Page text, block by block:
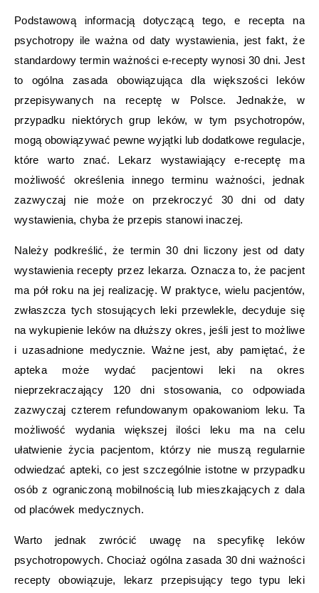
Podstawową informacją dotyczącą tego, e recepta na
psychotropy ile ważna od daty wystawienia, jest fakt, że
standardowy termin ważności e-recepty wynosi 30 dni. Jest
to ogólna zasada obowiązująca dla większości leków
przepisywanych na receptę w Polsce. Jednakże, w
przypadku niektórych grup leków, w tym psychotropów,
mogą obowiązywać pewne wyjątki lub dodatkowe regulacje,
które warto znać. Lekarz wystawiający e-receptę ma
możliwość określenia innego terminu ważności, jednak
zazwyczaj nie może on przekroczyć 30 dni od daty
wystawienia, chyba że przepis stanowi inaczej.
Należy podkreślić, że termin 30 dni liczony jest od daty
wystawienia recepty przez lekarza. Oznacza to, że pacjent
ma pół roku na jej realizację. W praktyce, wielu pacjentów,
zwłaszcza tych stosujących leki przewlekle, decyduje się
na wykupienie leków na dłuższy okres, jeśli jest to możliwe
i uzasadnione medycznie. Ważne jest, aby pamiętać, że
apteka może wydać pacjentowi leki na okres
nieprzekraczający 120 dni stosowania, co odpowiada
zazwyczaj czterem refundowanym opakowaniom leku. Ta
możliwość wydania większej ilości leku ma na celu
ułatwienie życia pacjentom, którzy nie muszą regularnie
odwiedzać apteki, co jest szczególnie istotne w przypadku
osób z ograniczoną mobilnością lub mieszkających z dala
od placówek medycznych.
Warto jednak zwrócić uwagę na specyfikę leków
psychotropowych. Chociaż ogólna zasada 30 dni ważności
recepty obowiązuje, lekarz przepisujący tego typu leki